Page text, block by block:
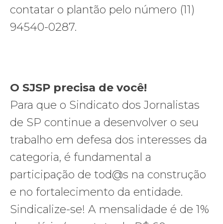
contatar o plantão pelo número (11)
94540-0287.
O SJSP precisa de você!
Para que o Sindicato dos Jornalistas
de SP continue a desenvolver o seu
trabalho em defesa dos interesses da
categoria, é fundamental a
participação de tod@s na construção
e no fortalecimento da entidade.
Sindicalize-se! A mensalidade é de 1%